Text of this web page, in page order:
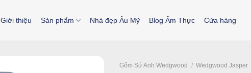
Giới thiệu Sản phẩm Nhà đẹp Âu Mỹ Blog Ẩm Thực Cửa hàng
Gốm Sứ Anh Wedgwood / Wedgwood Jasper